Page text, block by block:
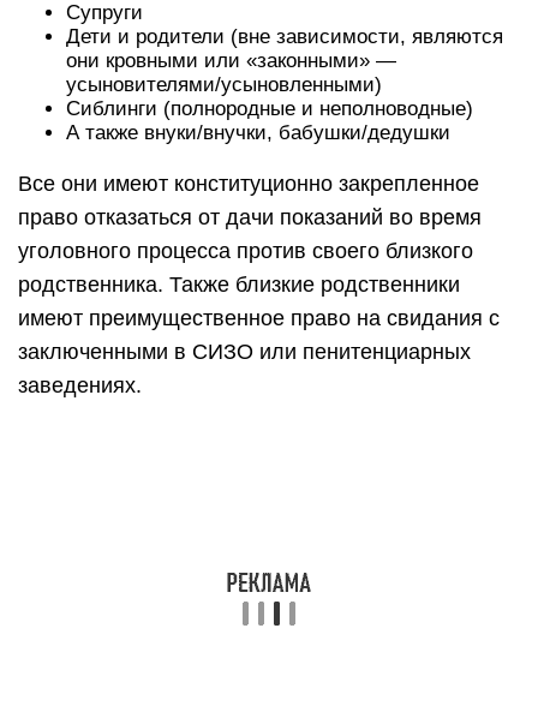
Супруги
Дети и родители (вне зависимости, являются
они кровными или «законными» —
усыновителями/усыновленными)
Сиблинги (полнородные и неполноводные)
А также внуки/внучки, бабушки/дедушки
Все они имеют конституционно закрепленное
право отказаться от дачи показаний во время
уголовного процесса против своего близкого
родственника. Также близкие родственники
имеют преимущественное право на свидания с
заключенными в СИЗО или пенитенциарных
заведениях.